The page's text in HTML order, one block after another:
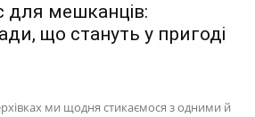
для мешканців:
що стануть у пригоді
ми щодня стикаємося з одними й